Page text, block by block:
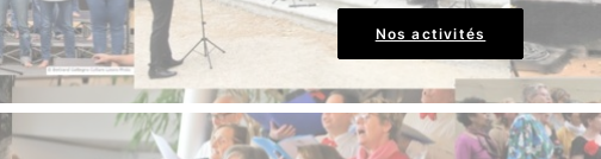
Nos activités